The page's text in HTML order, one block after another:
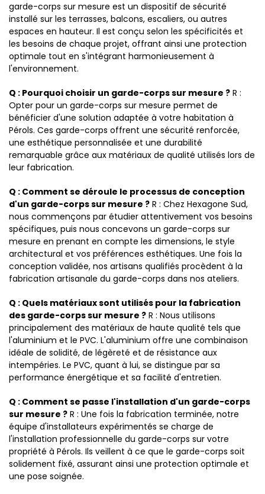
garde-corps sur mesure est un dispositif de sécurité
installé sur les terrasses, balcons, escaliers, ou autres
espaces en hauteur. Il est conçu selon les spécificités et
les besoins de chaque projet, offrant ainsi une protection
optimale tout en s'intégrant harmonieusement à
l'environnement.
Q : Pourquoi choisir un garde-corps sur mesure ? R :
Opter pour un garde-corps sur mesure permet de
bénéficier d'une solution adaptée à votre habitation à
Pérols. Ces garde-corps offrent une sécurité renforcée,
une esthétique personnalisée et une durabilité
remarquable grâce aux matériaux de qualité utilisés lors de
leur fabrication.
Q : Comment se déroule le processus de conception
d'un garde-corps sur mesure ? R : Chez Hexagone Sud,
nous commençons par étudier attentivement vos besoins
spécifiques, puis nous concevons un garde-corps sur
mesure en prenant en compte les dimensions, le style
architectural et vos préférences esthétiques. Une fois la
conception validée, nos artisans qualifiés procèdent à la
fabrication artisanale du garde-corps dans nos ateliers.
Q : Quels matériaux sont utilisés pour la fabrication
des garde-corps sur mesure ? R : Nous utilisons
principalement des matériaux de haute qualité tels que
l'aluminium et le PVC. L'aluminium offre une combinaison
idéale de solidité, de légèreté et de résistance aux
intempéries. Le PVC, quant à lui, se distingue par sa
performance énergétique et sa facilité d'entretien.
Q : Comment se passe l'installation d'un garde-corps
sur mesure ? R : Une fois la fabrication terminée, notre
équipe d'installateurs expérimentés se charge de
l'installation professionnelle du garde-corps sur votre
propriété à Pérols. Ils veillent à ce que le garde-corps soit
solidement fixé, assurant ainsi une protection optimale et
une pose soignée.